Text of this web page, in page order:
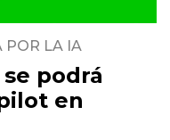
POR LA IA
podrá
en